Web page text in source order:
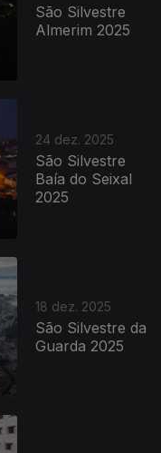
São Silvestre
Almerim 2025
24 dez. 2025
São Silvestre
Baía do Seixal
2025
18 dez. 2025
São Silvestre da
Guarda 2025